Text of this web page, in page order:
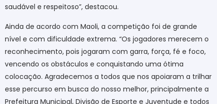
saudável e respeitoso”, destacou.
Ainda de acordo com Maoli, a competição foi de grande
nível e com dificuldade extrema. “Os jogadores merecem o
reconhecimento, pois jogaram com garra, força, fé e foco,
vencendo os obstáculos e conquistando uma ótima
colocação. Agradecemos a todos que nos apoiaram a trilhar
esse percurso em busca do nosso melhor, principalmente a
Prefeitura Municipal, Divisão de Esporte e Juventude e todos